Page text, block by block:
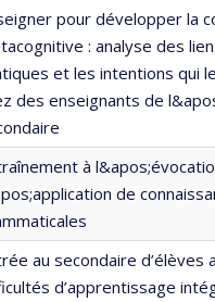
pour développer la
: analyse des
et les intentions qui
des enseignants de
à
de
au secondaire d’élèves
d’apprentissage